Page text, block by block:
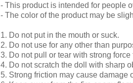
- This product is intended for people
- The color of the product may be
1. Do not put in the mouth or suck.
2. Do not use for any other than
3. Do not pull or tear with strong force
4. Do not scratch the doll with sharp
5. Strong friction may cause damage